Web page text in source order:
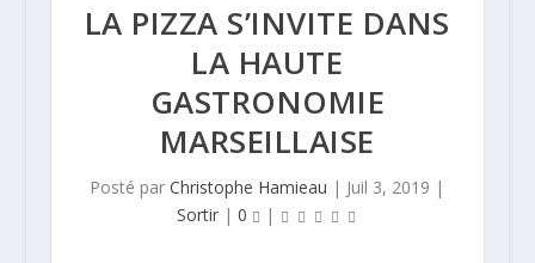
LA PIZZA S’INVITE DANS
LA HAUTE
GASTRONOMIE
MARSEILLAISE
Posté parChristophe Hamieau | Juil 3, 2019 |
Sortir| 0 |